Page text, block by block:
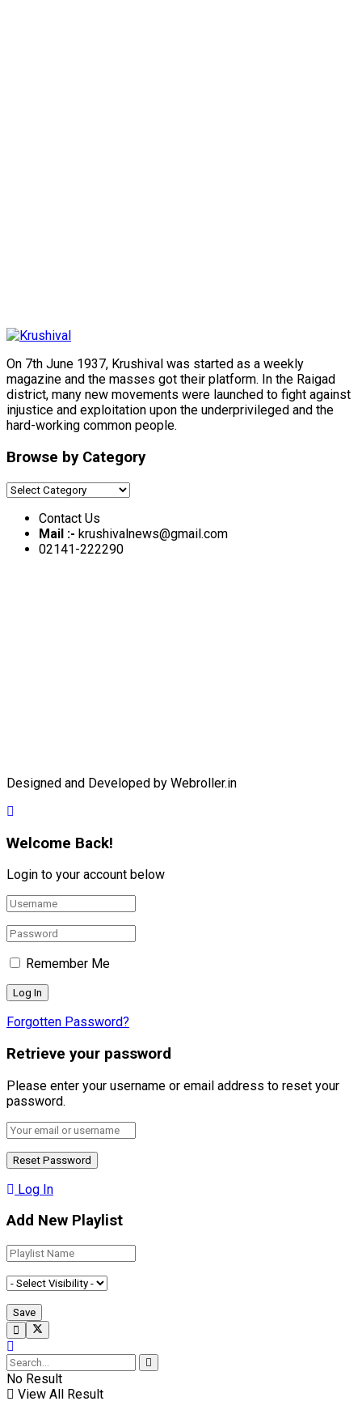
On 7th June 1937, Krushival was started as a weekly
magazine and the masses got their platform. In the Raigad
district, many new movements were launched to fight against
injustice and exploitation upon the underprivileged and the
hard-working common people.
Browse by Category
Browse
CategoryContact Us
Mail :- krushivalnews@gmail.com
02141-222290
Designed and Developed by Webroller.in
Welcome Back!
Login to your account below
Remember Me
Forgotten Password?
Retrieve your password
Please enter your username or email address to reset your
password.
Log In
Add New Playlist
No Result
View All Result